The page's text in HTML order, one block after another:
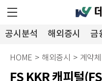
공시분석 해외증시 금
HOME > 해외증시 > 계약
FS KKR 캐피털